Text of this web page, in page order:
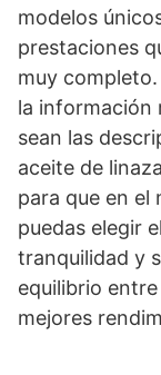
modelos
prestaciones
muy
la información
sean las
aceite de
para que en el
puedas elegir
tranquilidad y
equilibrio
mejores